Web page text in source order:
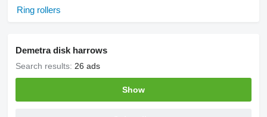
Ring rollers
Demetra disk harrows
Search results: 26 ads
Show